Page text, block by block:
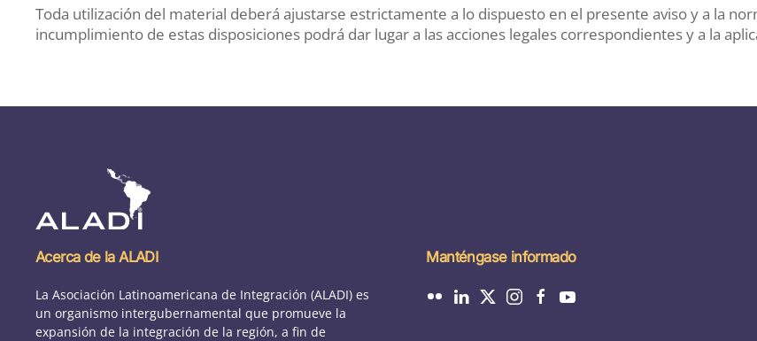
Toda utilización del material deberá ajustarse estrictamente a lo dispuesto en el presente aviso y a la
incumplimiento de estas disposiciones podrá dar lugar a las acciones legales correspondientes y a la
Acerca de la ALADI
La Asociación Latinoamericana de Integración (ALADI) es
un organismo intergubernamental que promueve la
expansión de la integración de la región, a fin de
Manténgase informado